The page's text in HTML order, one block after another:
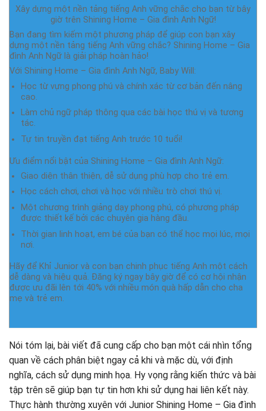
Xây dựng một nền tảng tiếng Anh vững chắc cho bạn từ bây
giờ trên Shining Home – Gia đình Anh Ngữ!
Bạn đang tìm kiếm một phương pháp để giúp con bạn xây
dựng một nền tảng tiếng Anh vững chắc? Shining Home – Gia
đình Anh Ngữ là giải pháp hoàn hảo!
Với Shining Home – Gia đình Anh Ngữ, Baby Will:
Học từ vựng phong phú và chính xác từ cơ bản đến nâng
cao.
Làm chủ ngữ pháp thông qua các bài học thú vị và tương
tác.
Tự tin truyền đạt tiếng Anh trước 10 tuổi!
Ưu điểm nổi bật của Shining Home – Gia đình Anh Ngữ:
Giao diện thân thiện, dễ sử dụng phù hợp cho trẻ em.
Học cách chơi, chơi và học với nhiều trò chơi thú vị.
Một chương trình giảng dạy phong phú, có phương pháp
được thiết kế bởi các chuyên gia hàng đầu.
Thời gian linh hoạt, em bé của bạn có thể học mọi lúc, mọi
nơi.
Hãy để Khỉ Junior và con bạn chinh phục tiếng Anh một cách
dễ dàng và hiệu quả. Đăng ký ngay bây giờ để có cơ hội nhận
được ưu đãi lên tới 40% với nhiều món quà hấp dẫn cho cha
mẹ và trẻ em.
Nói tóm lại, bài viết đã cung cấp cho bạn một cái nhìn tổng
quan về cách phân biệt ngay cả khi và mặc dù, với định
nghĩa, cách sử dụng minh họa. Hy vọng rằng kiến ​​thức và bài
tập trên sẽ giúp bạn tự tin hơn khi sử dụng hai liên kết này.
Thực hành thường xuyên với Junior Shining Home – Gia đình